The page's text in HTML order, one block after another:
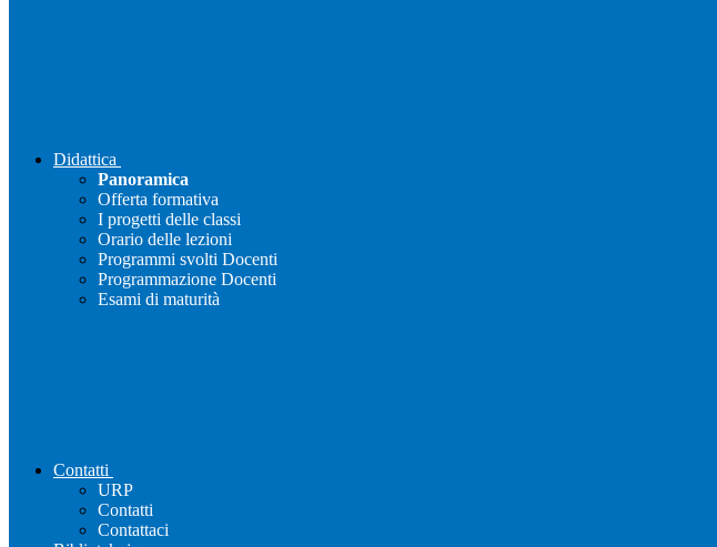
Didattica
Panoramica
Offerta formativa
I progetti delle classi
Orario delle lezioni
Programmi svolti Docenti
Programmazione Docenti
Esami di maturità
Contatti
URP
Contatti
Contattaci